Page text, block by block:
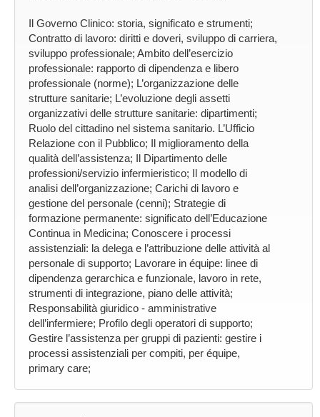
Il Governo Clinico: storia, significato e strumenti;
Contratto di lavoro: diritti e doveri, sviluppo di carriera,
sviluppo professionale; Ambito dell’esercizio
professionale: rapporto di dipendenza e libero
professionale (norme); L’organizzazione delle
strutture sanitarie; L’evoluzione degli assetti
organizzativi delle strutture sanitarie: dipartimenti;
Ruolo del cittadino nel sistema sanitario. L’Ufficio
Relazione con il Pubblico; Il miglioramento della
qualità dell’assistenza; Il Dipartimento delle
professioni/servizio infermieristico; Il modello di
analisi dell’organizzazione; Carichi di lavoro e
gestione del personale (cenni); Strategie di
formazione permanente: significato dell’Educazione
Continua in Medicina; Conoscere i processi
assistenziali: la delega e l’attribuzione delle attività al
personale di supporto; Lavorare in équipe: linee di
dipendenza gerarchica e funzionale, lavoro in rete,
strumenti di integrazione, piano delle attività;
Responsabilità giuridico - amministrative
dell’infermiere; Profilo degli operatori di supporto;
Gestire l’assistenza per gruppi di pazienti: gestire i
processi assistenziali per compiti, per équipe,
primary care;